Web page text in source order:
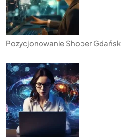
Pozycjonowanie Shoper Gdańsk